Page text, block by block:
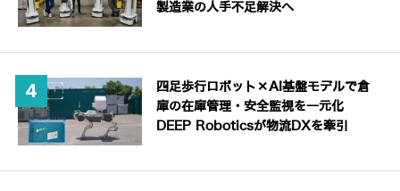
製造業の人手不足解決へ
四足歩行ロボット×AI基盤モデルで倉
庫の在庫管理・安全監視を一元化
DEEP Roboticsが物流DXを牽引